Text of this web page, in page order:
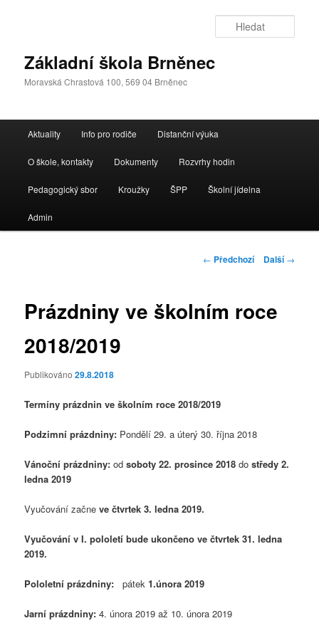
Základní škola Brněnec
Moravská Chrastová 100, 569 04 Brněnec
navigační
Aktuality Info pro rodiče Distanční výuka
O škole, kontakty Dokumenty Rozvrhy hodin
Pedagogický sbor Kroužky ŠPP Školní jídelna
Admin
Navigace
← Předchozí Další→
Prázdniny ve školním roce
2018/2019
Publikováno29.8.2018
Termíny prázdnin ve školním roce 2018/2019
Podzimní prázdniny: Pondělí 29. a úterý 30. října 2018
Vánoční prázdniny: odsoboty 22. prosince 2018 do středy 2.
ledna 2019
Vyučování začneve čtvrtek 3. ledna 2019.
Vyučování v I. pololetí bude ukončenove čtvrtek 31. ledna
2019.
Pololetní prázdniny: pátek1.února 2019
Jarní prázdniny:4. února 2019 až 10. února 2019